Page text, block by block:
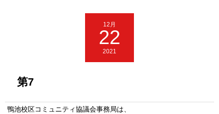
12月
22
2021
第7
鴨池校区コミュニティ協議会事務局は、